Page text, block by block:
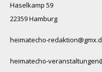
Haselkamp 59
22359 Hamburg
heimatecho-
heimatecho-